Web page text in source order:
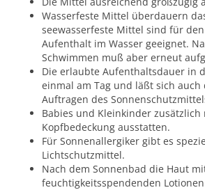
Wasserfeste Mittel überdauern
seewasserfeste Mittel sind für
Aufenthalt im Wasser geeignet.
Schwimmen muß aber erneut
Die erlaubte Aufenthaltsdauer in
einmal am Tag und läßt sich
Auftragen des
Babies und Kleinkinder zusätzlich
Kopfbedeckung ausstatten.
Für Sonnenallergiker gibt es
Lichtschutzmittel.
Nach dem Sonnenbad die Haut
feuchtigkeitsspendenden